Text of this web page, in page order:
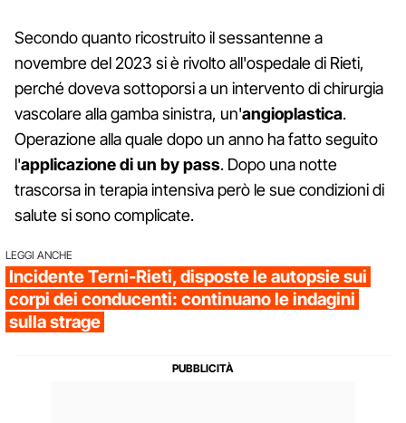
Secondo quanto ricostruito il sessantenne a
novembre del 2023 si è rivolto all'ospedale di Rieti,
perché doveva sottoporsi a un intervento di chirurgia
vascolare alla gamba sinistra, un'angioplastica.
Operazione alla quale dopo un anno ha fatto seguito
l'applicazione di un by pass. Dopo una notte
trascorsa in terapia intensiva però le sue condizioni di
salute si sono complicate.
LEGGI ANCHE
Incidente Terni-Rieti, disposte le autopsie sui
corpi dei conducenti: continuano le indagini
sulla strage